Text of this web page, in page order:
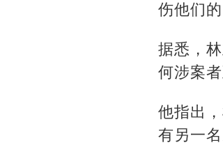
伤他们
据悉，
何涉案
他指出
有另一